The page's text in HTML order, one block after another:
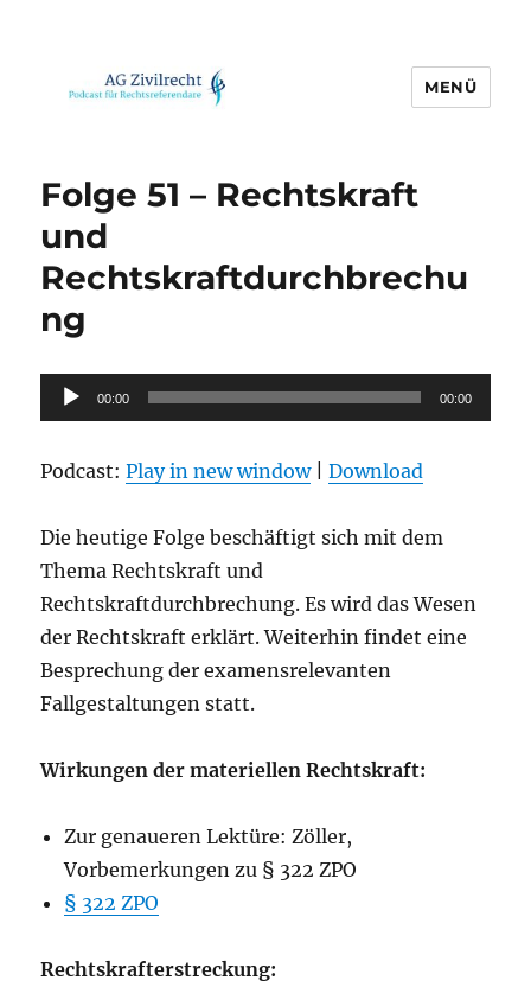
MENÜ
Folge 51 – Rechtskraft
und
Rechtskraftdurchbrechu
ng
Audio-
Player
00:00 00:00
Podcast:Play in new window|Download
Die heutige Folge beschäftigt sich mit dem
Thema Rechtskraft und
Rechtskraftdurchbrechung. Es wird das Wesen
der Rechtskraft erklärt. Weiterhin findet eine
Besprechung der examensrelevanten
Fallgestaltungen statt.
Wirkungen der materiellen Rechtskraft:
Zur genaueren Lektüre: Zöller,
Vorbemerkungen zu § 322 ZPO
§ 322 ZPO
Rechtskrafterstreckung: